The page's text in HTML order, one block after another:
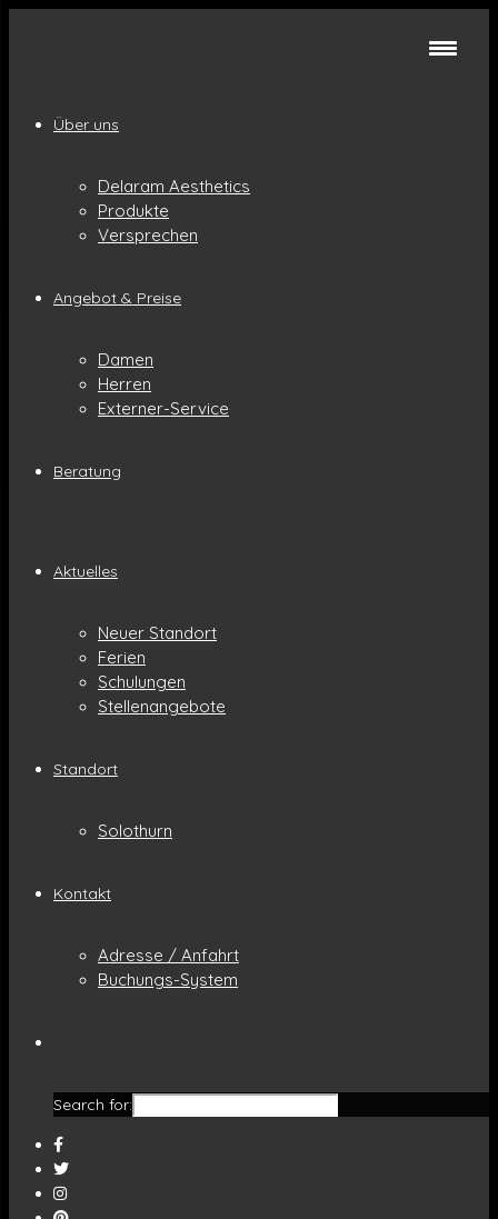
Über uns
Delaram Aesthetics
Produkte
Versprechen
Angebot & Preise
Damen
Herren
Externer-Service
Beratung
Aktuelles
Neuer Standort
Ferien
Schulungen
Stellenangebote
Standort
Solothurn
Kontakt
Adresse / Anfahrt
Buchungs-System
Search for: